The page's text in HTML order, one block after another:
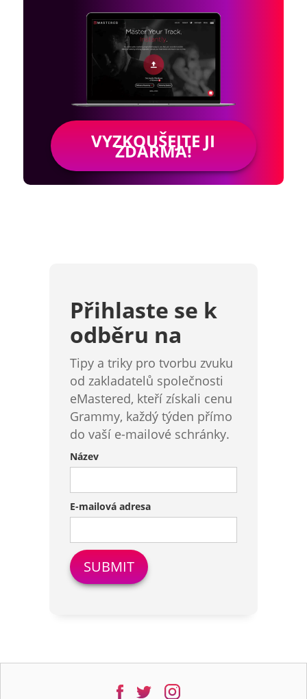
VYZKOUŠEJTE JI
ZDARMA!
Přihlaste se k
odběru na
Tipy a triky pro tvorbu zvuku
od zakladatelů společnosti
eMastered, kteří získali cenu
Grammy, každý týden přímo
do vaší e-mailové schránky.
Název
E-mailová adresa